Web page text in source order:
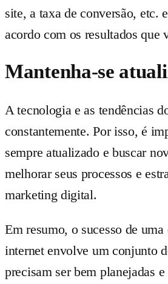
site, a taxa de conversão, etc.
acordo com os resultados que
Mantenha-se
A tecnologia e as tendências
constantemente. Por isso, é
sempre atualizado e buscar
melhorar seus processos e
marketing digital.
Em resumo, o sucesso de uma
internet envolve um conjunto
precisam ser bem planejadas